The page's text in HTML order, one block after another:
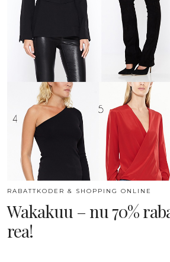
RABATTKODER & SHOPPING ONLINE
Wakakuu – nu 70%
rea!